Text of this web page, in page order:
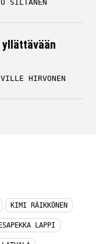
SILTANEN
VILLE HIRVONEN
KIMI RÄIKKÖNEN
ESAPEKKA LAPPI